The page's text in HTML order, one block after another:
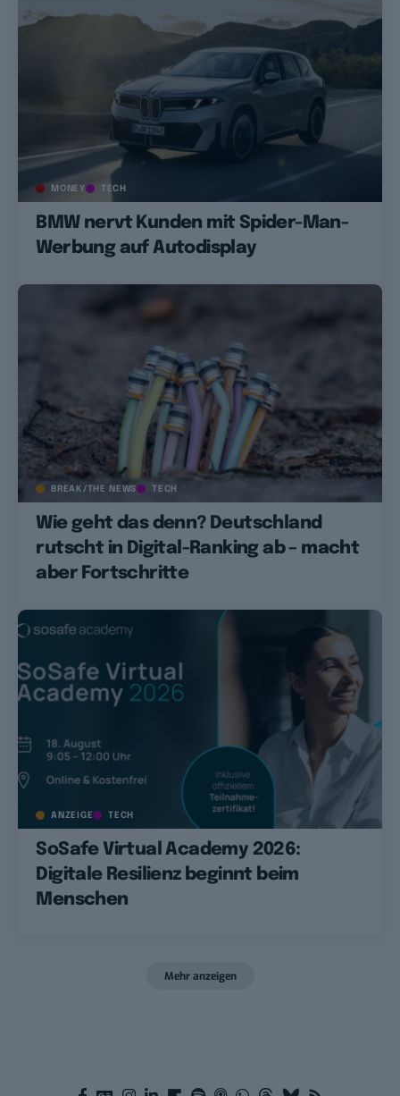
MONEY TECH
BMW nervt Kunden mit Spider-Man-
Werbung auf Autodisplay
BREAK/THE NEWS TECH
Wie geht das denn? Deutschland
rutscht in Digital-Ranking ab – macht
aber Fortschritte
ANZEIGE TECH
SoSafe Virtual Academy 2026:
Digitale Resilienz beginnt beim
Menschen
Mehr anzeigen